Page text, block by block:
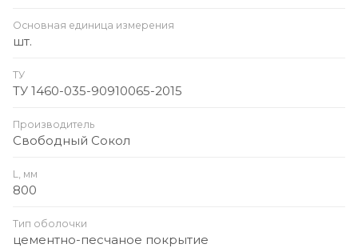
Основная единица измерения
шт.
ТУ
ТУ 1460-035-90910065-2015
Производитель
Свободный Сокол
L, мм
800
Тип оболочки
цементно-песчаное покрытие